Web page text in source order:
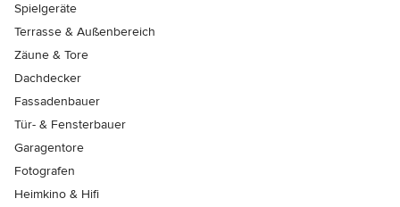
Spielgeräte
Terrasse & Außenbereich
Zäune & Tore
Dachdecker
Fassadenbauer
Tür- & Fensterbauer
Garagentore
Fotografen
Heimkino & Hifi